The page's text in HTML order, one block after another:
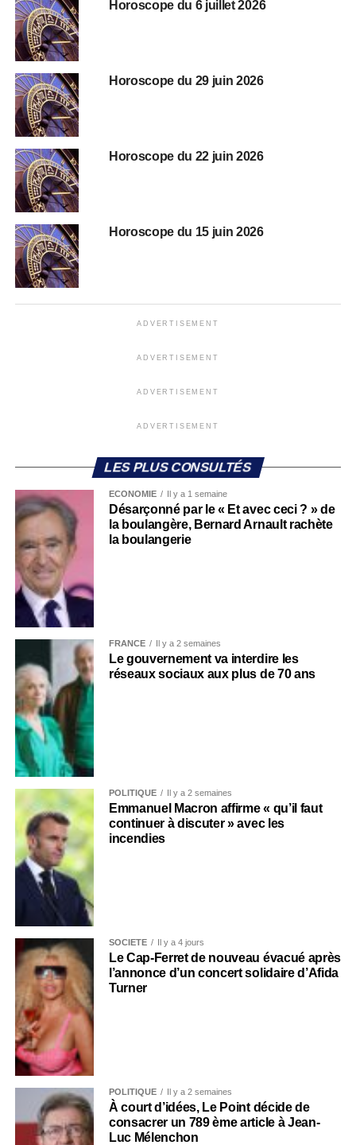
Horoscope du 6 juillet 2026
Horoscope du 29 juin 2026
Horoscope du 22 juin 2026
Horoscope du 15 juin 2026
ADVERTISEMENT
ADVERTISEMENT
ADVERTISEMENT
ADVERTISEMENT
LES PLUS CONSULTÉS
ECONOMIE Il y a 1 semaine
Désarçonné par le « Et avec ceci ? » de
la boulangère, Bernard Arnault rachète
la boulangerie
FRANCE Il y a 2 semaines
Le gouvernement va interdire les
réseaux sociaux aux plus de 70 ans
POLITIQUE Il y a 2 semaines
Emmanuel Macron affirme « qu’il faut
continuer à discuter » avec les
incendies
SOCIÉTÉ Il y a 4 jours
Le Cap-Ferret de nouveau évacué après
l’annonce d’un concert solidaire d’Afida
Turner
POLITIQUE Il y a 2 semaines
À court d’idées, Le Point décide de
consacrer un 789 ème article à Jean-
Luc Mélenchon